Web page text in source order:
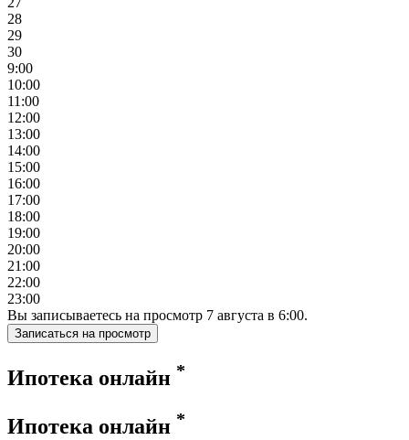
28
29
30
9:00
10:00
11:00
12:00
13:00
14:00
15:00
16:00
17:00
18:00
19:00
20:00
21:00
22:00
23:00
Вы записываетесь на просмотр 7 августа в 6:00.
Записаться на просмотр
Ипотека онлайн *
Ипотека онлайн *